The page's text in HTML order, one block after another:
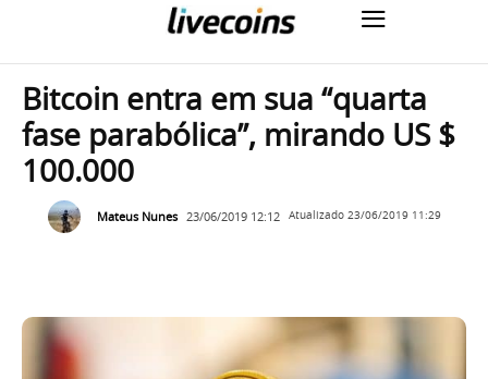
Bitcoin entra em sua “quarta
fase parabólica”, mirando US $
100.000
Mateus Nunes 23/06/2019 12:12 Atualizado 23/06/2019 11:29